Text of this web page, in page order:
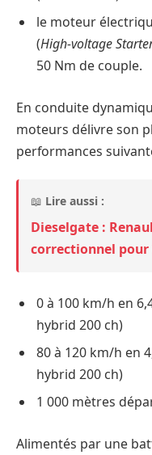
le moteur
(High-voltage
50 Nm de couple.
En conduite
moteurs délivre son
performances
📖 Lire aussi :
Dieselgate :
correctionnel
0 à 100 km/h en
hybrid 200 ch)
80 à 120 km/h en
hybrid 200 ch)
1 000 mètres
Alimentés par une